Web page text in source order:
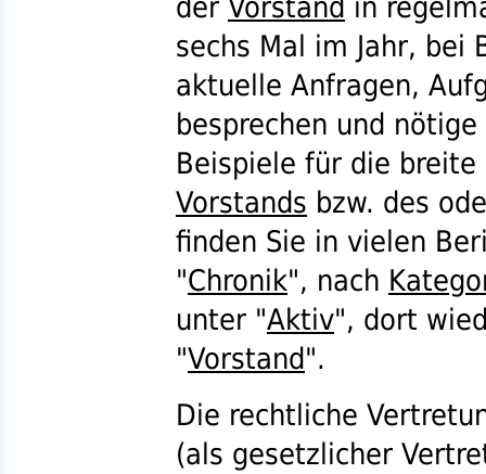
sechs Mal im Jahr, bei
aktuelle Anfragen,
besprechen und
Beispiele für die
Vorstands bzw. des
finden Sie in vielen
"Chronik", nach
unter "Aktiv", dort
"Vorstand".
Die rechtliche
(als gesetzlicher